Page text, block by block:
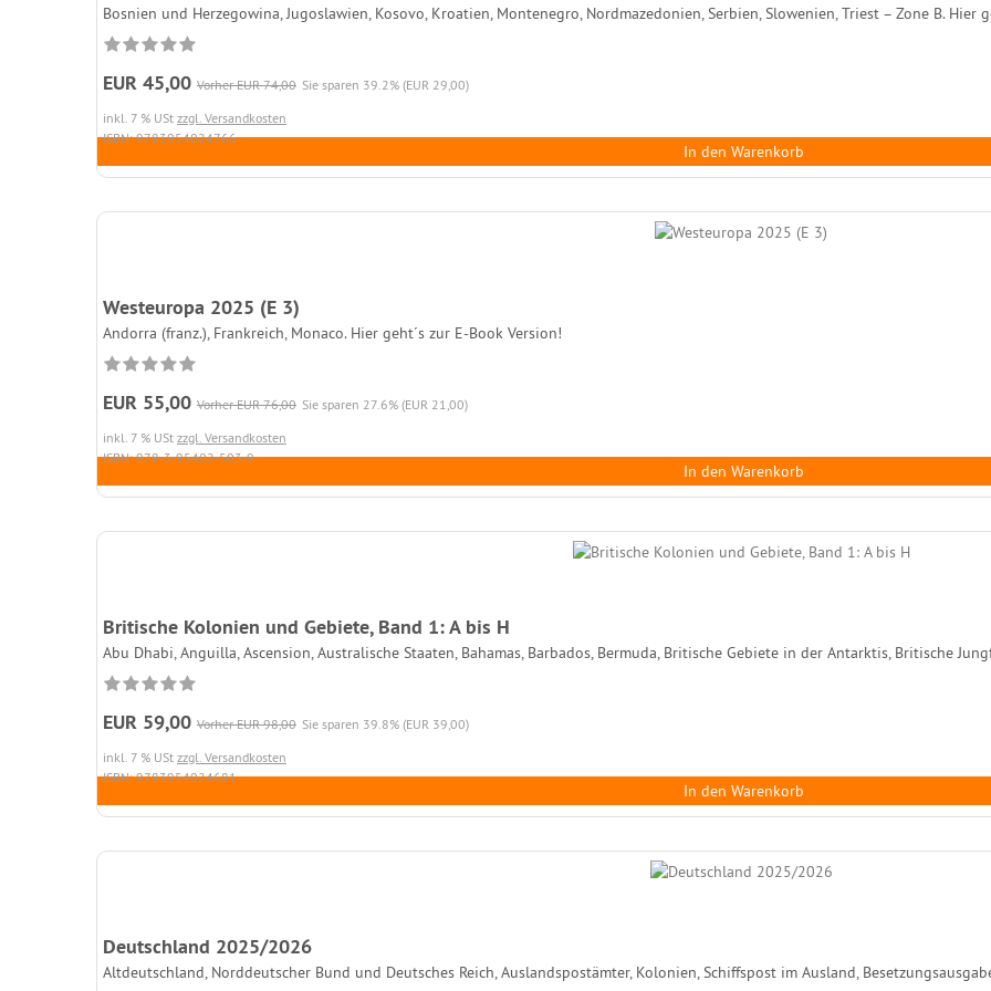
Bosnien und Herzegowina, Jugoslawien, Kosovo, Kroatien, Montenegro, Nordmazedonien, Serbien, Slowenien, Triest – Zone B. Hier
EUR 45,00 Vorher EUR 74,00 Sie sparen 39.2% (EUR 29,00)
inkl. 7 % USt zzgl. Versandkosten
ISBN: 9783954024766
In den Warenkorb
Westeuropa 2025 (E 3)
Andorra (franz.), Frankreich, Monaco. Hier geht´s zur E-Book Version!
EUR 55,00 Vorher EUR 76,00 Sie sparen 27.6% (EUR 21,00)
inkl. 7 % USt zzgl. Versandkosten
ISBN: 978-3-95402-503-9
In den Warenkorb
Britische Kolonien und Gebiete, Band 1: A bis H
Abu Dhabi, Anguilla, Ascension, Australische Staaten, Bahamas, Barbados, Bermuda, Britische Gebiete in der Antarktis, Britische
EUR 59,00 Vorher EUR 98,00 Sie sparen 39.8% (EUR 39,00)
inkl. 7 % USt zzgl. Versandkosten
ISBN: 9783954024681
In den Warenkorb
Deutschland 2025/2026
Altdeutschland, Norddeutscher Bund und Deutsches Reich, Auslandspostämter, Kolonien, Schiffspost im Ausland,